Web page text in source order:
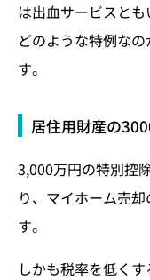
は出血サービスと
どのような特例な
す。
居住用財産の
3,000万円の特別控
り、マイホーム売
す。
しかも税率を低くす